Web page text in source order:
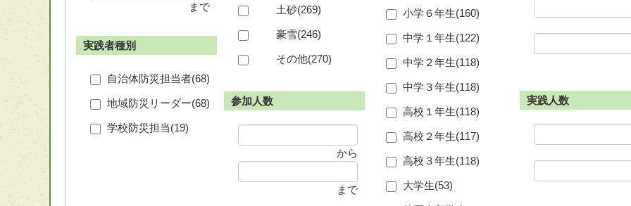
土砂(269)
豪雪(246)
その他(270)
小学６年生(160)
中学１年生(122)
中学２年生(118)
中学３年生(118)
高校１年生(118)
高校２年生(117)
高校３年生(118)
大学生(53)
まで
実践者種別
自治体防災担当者(68)
地域防災リーダー(68)
学校防災担当(19)
実践人数
参加人数
から
まで